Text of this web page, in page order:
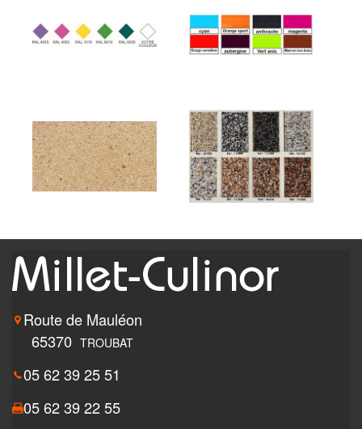
Route de Mauléon
65370 TROUBAT
05 62 39 25 51
05 62 39 22 55